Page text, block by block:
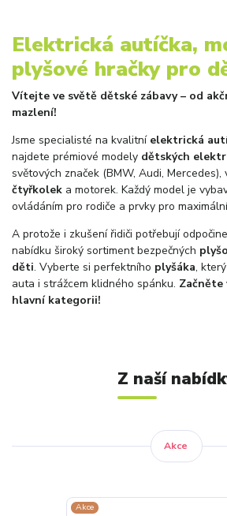
Elektrická autíčka,
plyšové hračky pro
Vítejte ve světě dětské zábavy – od
mazlení!
Jsme specialisté na kvalitní elektrická
najdete prémiové modely dětských
světových značek (BMW, Audi, Mercedes),
čtyřkolek a motorek. Každý model je
ovládáním pro rodiče a prvky pro
A protože i zkušení řidiči potřebují
nabídku široký sortiment bezpečných
děti. Vyberte si perfektního plyšáka,
auta i strážcem klidného spánku. Začněte
hlavní kategorii!
Z naší
Akce
Akce